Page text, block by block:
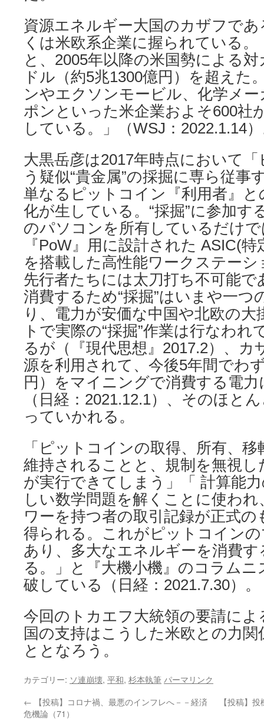
資源エネルギー大国のカザフで
くは米欧系企業に握られている
と、2005年以降の米国勢による
ドル（約5兆1300億円）を超えた
ンやエクソンモービル、化学メ
ポンといった米企業およそ600社
している。」（WSJ：2022.1.14
大黒岳彦は2017年時点において
う疑似“貴金属”の採掘に専ら従事
単なるピットコイン『利用者』
化が生している。“採掘”に参加す
のパソコンを所有しているだけ
『PoW』用に設計された ASIC(
を搭載した高性能ワークステー
先行者たちには太刀打ち不可能で
消費するため“採掘”はいまや一つ
り、電力が安価な中国や北欧の
トで実際の“採掘”作業は行なわ
るが（『現代思想』2017.2）、カ
源を利用されて、今後5年間でわ
円）をマイニングで消費する電
（日経：2021.12.1）、そのほと
っていかれる。
「ピットコインの取得、所有、
維持されることと、規制を無視
が実行できてしまう」「 計算能
しい数学問題を解くことに使わ
ワーを持つ者の取引記録が正式
得られる。これがピットコイン
あり、多大なエネルギーを消費
る。」と『大機小機』のコラムニ
破している（日経：2021.7.30）。
今回のトカエフ大統領の要請によ
国の支持はこうした米欧との力
ととなろう。
カテゴリー: ソ連崩壊, 平和, 杉本執筆 パーマリンク
← 【投稿】コロナ禍、最悪のインフレへ－－経済
危機論（71）
【投稿】